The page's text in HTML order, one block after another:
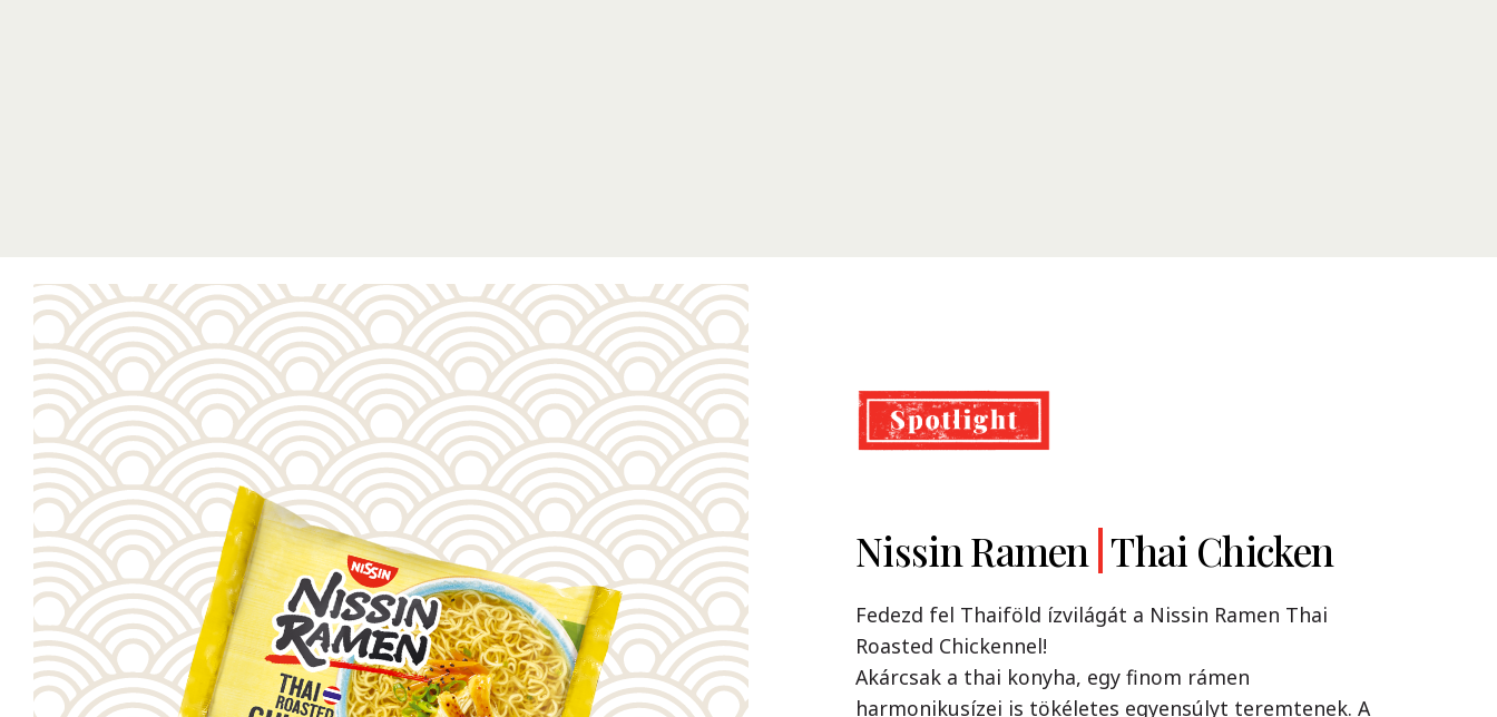
Cup Noodles
Soba
Classic
Örök klasszikus, új köntösben!
Ellenállhatatlan yakisoba tészta ízletes szója szósszal,
Nissin Ramen Thai Chicken
Fedezd fel Thaiföld ízvilágát a Nissin Ramen Thai
Roasted Chickennel!
Akárcsak a thai konyha, egy finom rámen
harmonikusízei is tökéletes egyensúlyt teremtenek. A